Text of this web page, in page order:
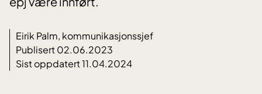
Eirik Palm, kommunikasjonssjef
Publisert 02.06.2023
Sist oppdatert 11.04.2024